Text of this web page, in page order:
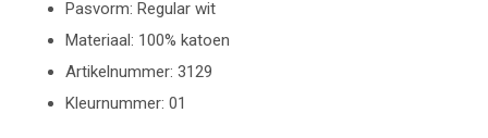
Pasvorm: Regular wit
Materiaal: 100% katoen
Artikelnummer: 3129
Kleurnummer: 01